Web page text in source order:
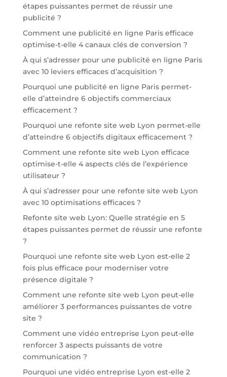
étapes puissantes permet de réussir une
publicité ?
Comment une publicité en ligne Paris efficace
optimise-t-elle 4 canaux clés de conversion ?
À qui s’adresser pour une publicité en ligne Paris
avec 10 leviers efficaces d’acquisition ?
Pourquoi une publicité en ligne Paris permet-
elle d’atteindre 6 objectifs commerciaux
efficacement ?
Pourquoi une refonte site web Lyon permet-elle
d’atteindre 6 objectifs digitaux efficacement ?
Comment une refonte site web Lyon efficace
optimise-t-elle 4 aspects clés de l’expérience
utilisateur ?
À qui s’adresser pour une refonte site web Lyon
avec 10 optimisations efficaces ?
Refonte site web Lyon: Quelle stratégie en 5
étapes puissantes permet de réussir une refonte
?
Pourquoi une refonte site web Lyon est-elle 2
fois plus efficace pour moderniser votre
présence digitale ?
Comment une refonte site web Lyon peut-elle
améliorer 3 performances puissantes de votre
site ?
Comment une vidéo entreprise Lyon peut-elle
renforcer 3 aspects puissants de votre
communication ?
Pourquoi une vidéo entreprise Lyon est-elle 2